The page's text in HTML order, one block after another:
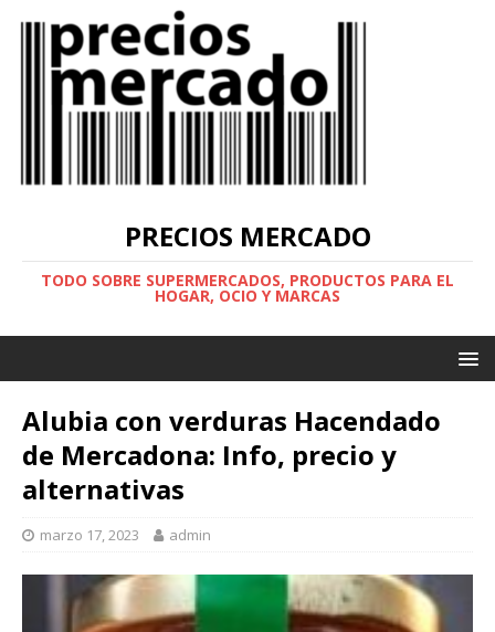
PRECIOS MERCADO
TODO SOBRE SUPERMERCADOS, PRODUCTOS PARA EL
HOGAR, OCIO Y MARCAS
Alubia con verduras Hacendado
de Mercadona: Info, precio y
alternativas
marzo 17, 2023 admin